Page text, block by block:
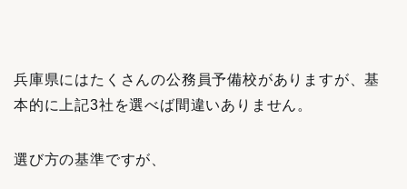
兵庫県にはたくさんの公務員予備校がありますが、基
本的に上記3社を選べば間違いありません。
選び方の基準ですが、